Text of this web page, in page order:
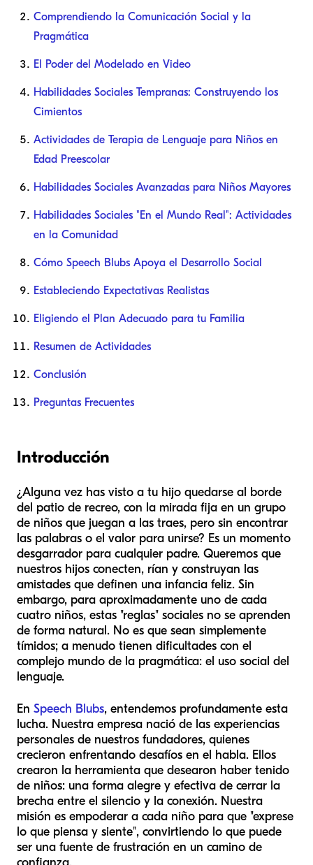
Comprendiendo la Comunicación Social y la
Pragmática
El Poder del Modelado en Video
Habilidades Sociales Tempranas: Construyendo los
Cimientos
Actividades de Terapia de Lenguaje para Niños en
Edad Preescolar
Habilidades Sociales Avanzadas para Niños Mayores
Habilidades Sociales "En el Mundo Real": Actividades
en la Comunidad
Cómo Speech Blubs Apoya el Desarrollo Social
Estableciendo Expectativas Realistas
Eligiendo el Plan Adecuado para tu Familia
Resumen de Actividades
Conclusión
Preguntas Frecuentes
Introducción
¿Alguna vez has visto a tu hijo quedarse al borde
del patio de recreo, con la mirada fija en un grupo
de niños que juegan a las traes, pero sin encontrar
las palabras o el valor para unirse? Es un momento
desgarrador para cualquier padre. Queremos que
nuestros hijos conecten, rían y construyan las
amistades que definen una infancia feliz. Sin
embargo, para aproximadamente uno de cada
cuatro niños, estas "reglas" sociales no se aprenden
de forma natural. No es que sean simplemente
tímidos; a menudo tienen dificultades con el
complejo mundo de la pragmática: el uso social del
lenguaje.
En Speech Blubs, entendemos profundamente esta
lucha. Nuestra empresa nació de las experiencias
personales de nuestros fundadores, quienes
crecieron enfrentando desafíos en el habla. Ellos
crearon la herramienta que desearon haber tenido
de niños: una forma alegre y efectiva de cerrar la
brecha entre el silencio y la conexión. Nuestra
misión es empoderar a cada niño para que "exprese
lo que piensa y siente", convirtiendo lo que puede
ser una fuente de frustración en un camino de